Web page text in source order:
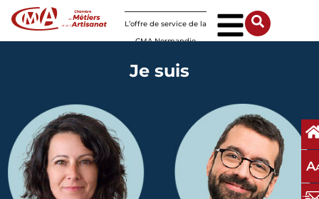
L’offre de service de la
CMA Normandie
A
Je suis
Panneau de gestion des cookies